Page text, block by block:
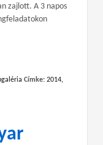
zajlott. A 3 napos
Címke: 2014,